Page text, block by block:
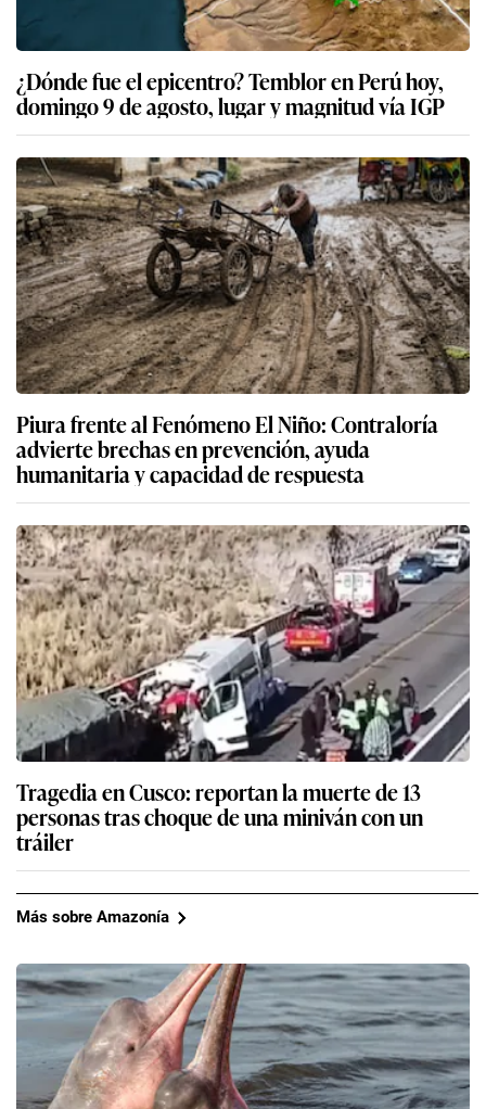
¿Dónde fue el epicentro? Temblor en Perú hoy,
domingo 9 de agosto, lugar y magnitud vía IGP
Piura frente al Fenómeno El Niño: Contraloría
advierte brechas en prevención, ayuda
humanitaria y capacidad de respuesta
Tragedia en Cusco: reportan la muerte de 13
personas tras choque de una miniván con un
tráiler
Más sobre Amazonía